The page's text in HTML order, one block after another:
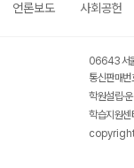
언론보도 사회공헌
06643 서
통신판매
학원설립·
학습지원